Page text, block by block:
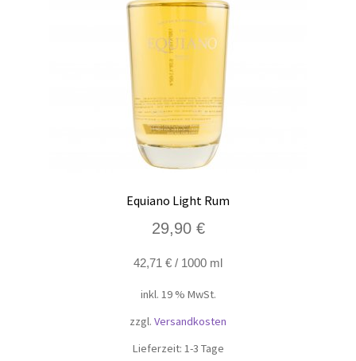
Equiano Light Rum
29,90 €
42,71 € / 1000 ml
inkl. 19 % MwSt.
zzgl. Versandkosten
Lieferzeit: 1-3 Tage